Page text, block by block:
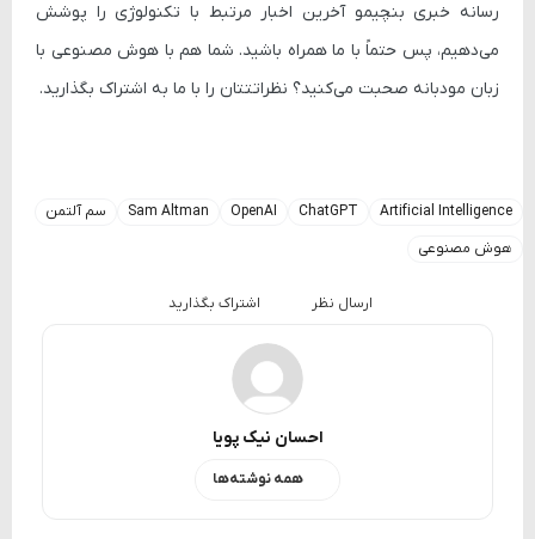
رسانه خبری بنچیمو آخرین اخبار مرتبط با تکنولوژی را پوشش
می‌دهیم، پس حتماً با ما همراه باشید. شما هم با هوش مصنوعی با
زبان مودبانه صحبت می‌کنید؟ نظراتتتان را با ما به اشتراک بگذارید.
Artificial Intelligence
ChatGPT
OpenAI
Sam Altman
سم آلتمن
هوش مصنوعی
ارسال نظر اشتراک بگذارید
احسان نیک پویا
همه نوشته‌ها